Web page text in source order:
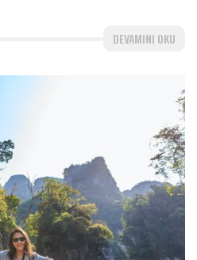
DEVAMINI OKU